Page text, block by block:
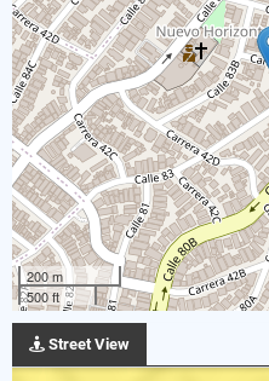
200 m
500 ft
Street View